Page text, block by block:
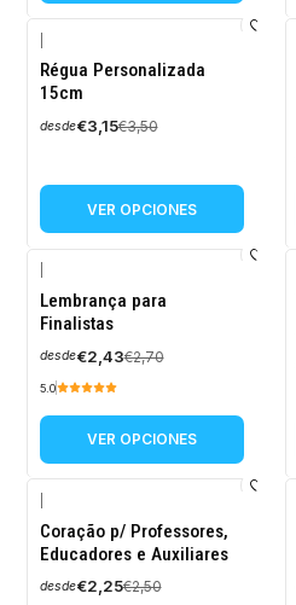
-10%
OFF
Régua Personalizada
15cm
desde€3,15€3,50
VER OPCIONES
-10%
OFF
Lembrança para
Finalistas
desde€2,43€2,70
5.0
VER OPCIONES
-10%
OFF
Coração p/ Professores,
Educadores e Auxiliares
desde€2,25€2,50